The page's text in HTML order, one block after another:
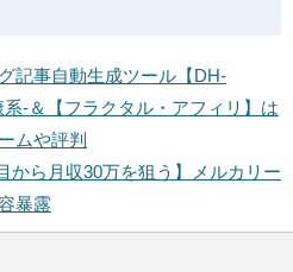
記事自動生成ツール【DH-
-＆【フラクタル・アフィリ】は
ムや評判
から月収30万を狙う】メルカリー
暴露